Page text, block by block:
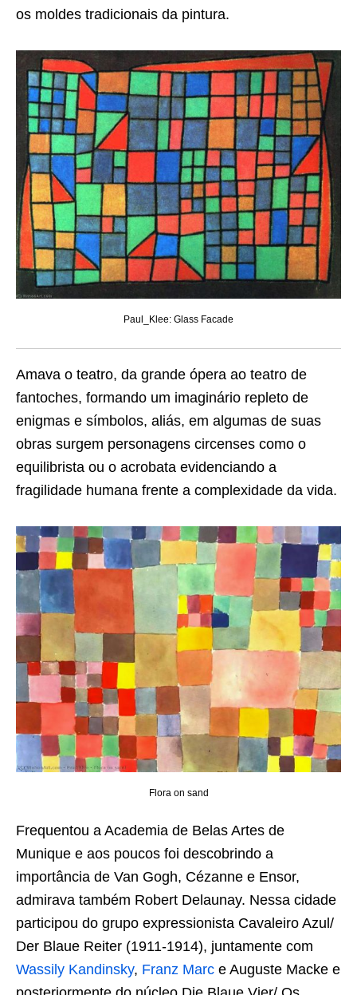
os moldes tradicionais da pintura.
Paul_Klee: Glass Facade
Amava o teatro, da grande ópera ao teatro de
fantoches, formando um imaginário repleto de
enigmas e símbolos, aliás, em algumas de suas
obras surgem personagens circenses como o
equilibrista ou o acrobata evidenciando a
fragilidade humana frente a complexidade da vida.
Flora on sand
Frequentou a Academia de Belas Artes de
Munique e aos poucos foi descobrindo a
importância de Van Gogh, Cézanne e Ensor,
admirava também Robert Delaunay. Nessa cidade
participou do grupo expressionista Cavaleiro Azul/
Der Blaue Reiter (1911-1914), juntamente com
Wassily Kandinsky, Franz Marc e Auguste Macke e